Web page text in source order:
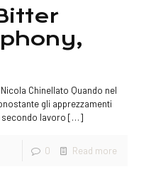
Chinellato Quando nel
gli apprezzamenti
lavoro […]
0 Read more